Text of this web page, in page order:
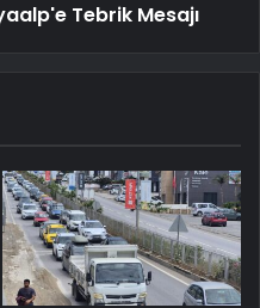
Tebrik Mesajı